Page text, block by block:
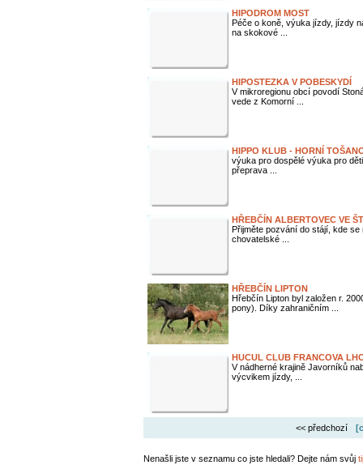
HIPODROM MOST
Péče o koně, výuka jízdy, jízdy
na skokové ...
HIPOSTEZKA V POBESKYDÍ
V mikroregionu obcí povodí
vede z Komorní ...
HIPPO KLUB - HORNÍ
výuka pro dospělé výuka pro
přeprava ...
HŘEBČÍN ALBERTOVEC VE
Přijměte pozvání do stájí, kde
chovatelské ...
HŘEBČÍN LIPTON
Hřebčín Lipton byl založen r.
pony). Díky zahraničním ...
HUCUL CLUB FRANCOVA
V nádherné krajině Javorníků
výcvikem jízdy, ...
<< předchozí
Nenašli jste v seznamu co jste hledali? Dejte nám svůj